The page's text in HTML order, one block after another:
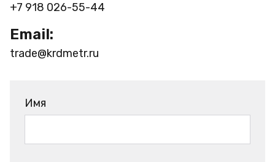
+7 918 026-55-44
Email:
trade@krdmetr.ru
Имя